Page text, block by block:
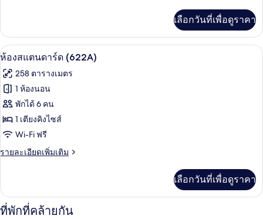
เกี่ยว
กับ
ห้อง
(463)
เลือกวันที่เพื่อดูราคา
เปิด
ภาพถ่าย
ทั้งหมด
ของ
ห้อง
สแตนดาร์ด
(622A)
ห้องสแตนดาร์ด (622A) | เครื่องนอน
5
ห้องสแตนดาร์ด (622A)
258 ตารางเมตร
1 ห้องนอน
พักได้ 6 คน
1 เตียงคิงไซส์
Wi-Fi ฟรี
รายละเอียดเพิ่มเติม
ราย
เกี่ยว
กับ
ห้อง
เลือกวันที่เพื่อดูราคา
ที่พักที่คล้ายกัน